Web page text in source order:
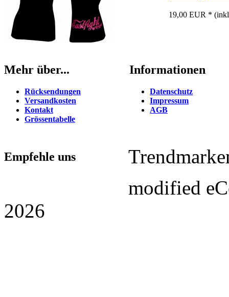
19,00 EUR *
Mehr über...
Rücksendungen
Versandkosten
Kontakt
Grössentabelle
Informationen
Datenschutz
Impressum
AGB
Empfehle uns
modified
2026